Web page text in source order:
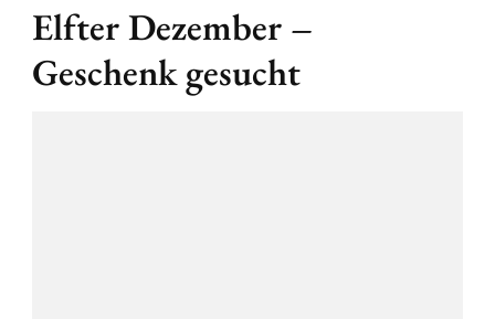
Elfter Dezember –
Geschenk gesucht